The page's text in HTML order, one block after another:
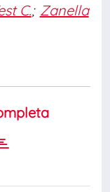
C.; Zanella